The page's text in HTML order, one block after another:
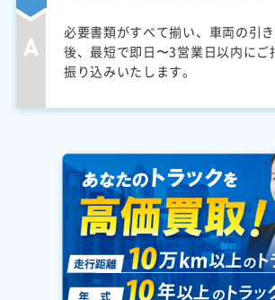
必要書類がすべて揃い、車両の引
後、最短で即日〜3営業日以内にご
振り込みいたします。